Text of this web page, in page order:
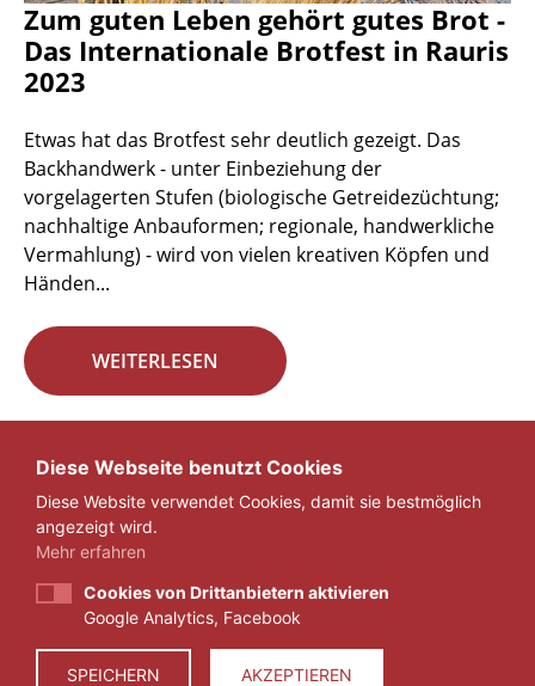
Zum guten Leben gehört gutes Brot -
Das Internationale Brotfest in Rauris
2023
Etwas hat das Brotfest sehr deutlich gezeigt. Das
Backhandwerk - unter Einbeziehung der
vorgelagerten Stufen (biologische Getreidezüchtung;
nachhaltige Anbauformen; regionale, handwerkliche
Vermahlung) - wird von vielen kreativen Köpfen und
Händen...
WEITERLESEN
« 1 ... 4 5 6 ... 29 »
IMPRESSUM
DATENSCHUTZ
Diese Webseite benutzt Cookies
Diese Website verwendet Cookies, damit sie bestmöglich
angezeigt wird.
Mehr erfahren
Cookies von Drittanbietern aktivieren
Google Analytics, Facebook
SPEICHERN AKZEPTIEREN